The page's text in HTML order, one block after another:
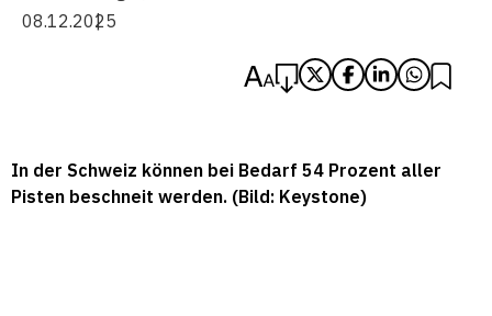
08.12.2025
In der Schweiz können bei Bedarf 54 Prozent aller
Pisten beschneit werden. (Bild: Keystone)